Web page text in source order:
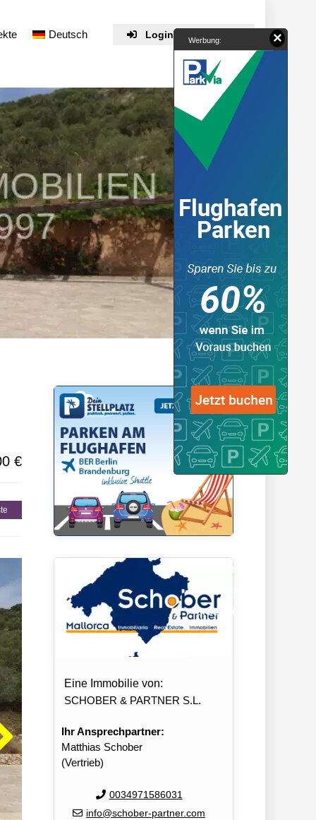
Login / Registrieren
Deutsch
€
Eine Immobilie von:
SCHOBER & PARTNER S.L.
Ihr Ansprechpartner:
Matthias Schober
(Vertrieb)
0034971586031
info@schober-partner.com
Werbung:
eigentlich
Werbung
erscheinen…
×